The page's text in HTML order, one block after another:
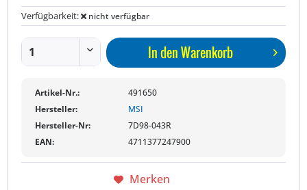
Verfügbarkeit:
nicht verfügbar
In denWarenkorb
Artikel-Nr.:
491650
Hersteller:
MSI
Hersteller-Nr:
7D98-043R
EAN:
4711377247900
Merken